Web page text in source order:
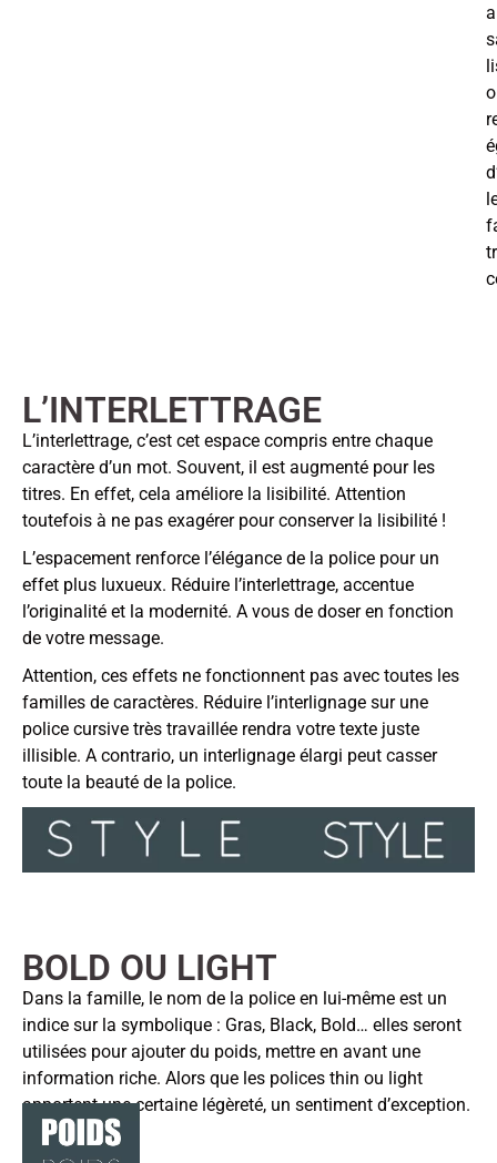
L’INTERLETTRAGE
L’interlettrage, c’est cet espace compris entre chaque
caractère d’un mot. Souvent, il est augmenté pour les
titres. En effet, cela améliore la lisibilité. Attention
toutefois à ne pas exagérer pour conserver la lisibilité !
L’espacement renforce l’élégance de la police pour un
effet plus luxueux. Réduire l’interlettrage, accentue
l’originalité et la modernité. A vous de doser en fonction
de votre message.
Attention, ces effets ne fonctionnent pas avec toutes les
familles de caractères. Réduire l’interlignage sur une
police cursive très travaillée rendra votre texte juste
illisible. A contrario, un interlignage élargi peut casser
toute la beauté de la police.
BOLD OU LIGHT
Dans la famille, le nom de la police en lui-même est un
indice sur la symbolique : Gras, Black, Bold… elles seront
utilisées pour ajouter du poids, mettre en avant une
information riche. Alors que les polices thin ou light
apportent une certaine légèreté, un sentiment d’exception.